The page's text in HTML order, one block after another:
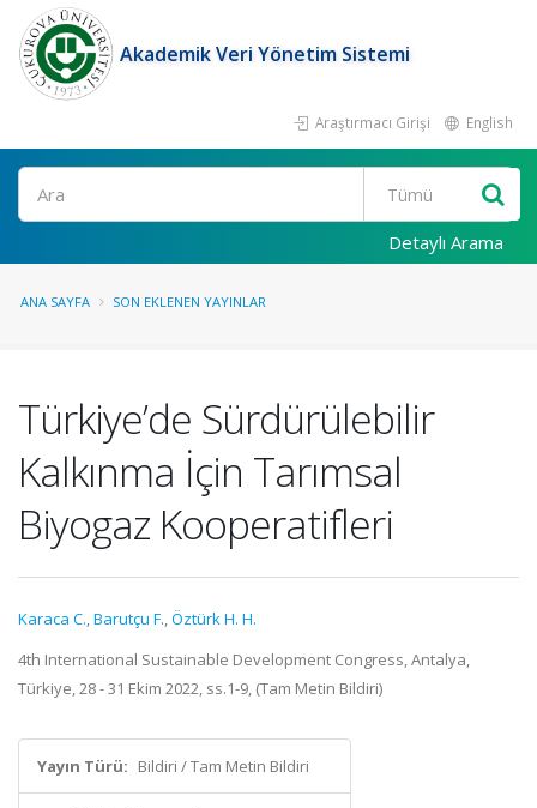
Akademik Veri Yönetim Sistemi
Araştırmacı Girişi English
Ara
Detaylı Arama
ANA SAYFA SON EKLENEN YAYINLAR
Türkiye’de Sürdürülebilir
Kalkınma İçin Tarımsal
Biyogaz Kooperatifleri
Karaca C.,Barutçu F.,Öztürk H. H.
4th International Sustainable Development Congress, Antalya,
Türkiye, 28 - 31 Ekim 2022, ss.1-9, (Tam Metin Bildiri)
Yayın Türü: Bildiri / Tam Metin Bildiri